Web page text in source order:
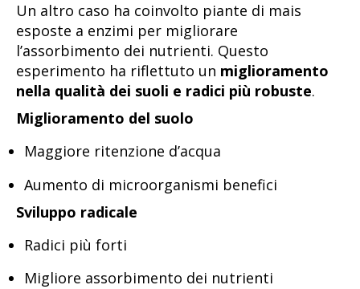
Un altro caso ha coinvolto piante di mais
esposte a enzimi per migliorare
l’assorbimento dei nutrienti. Questo
esperimento ha riflettuto un miglioramento
nella qualità dei suoli e radici più robuste.
Miglioramento del suolo
Maggiore ritenzione d’acqua
Aumento di microorganismi benefici
Sviluppo radicale
Radici più forti
Migliore assorbimento dei nutrienti